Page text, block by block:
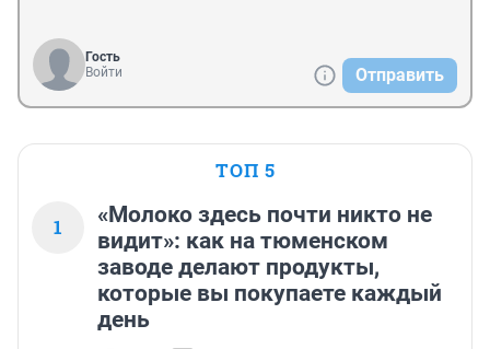
Гость
Войти
Отправить
ТОП 5
1
«Молоко здесь почти никто не
видит»: как на тюменском
заводе делают продукты,
которые вы покупаете каждый
день